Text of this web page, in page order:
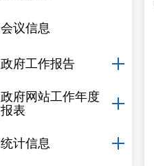
会议信息
政府工作报告
政府网站工作年度
报表
统计信息